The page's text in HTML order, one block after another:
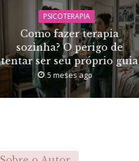
PSICOTERAPIA
Como fazer terapia
sozinha? O perigo de
tentar ser seu próprio guia
5 meses ago